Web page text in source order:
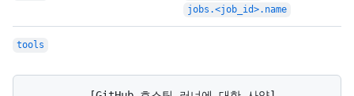
jobs.<job_id>.name
tools